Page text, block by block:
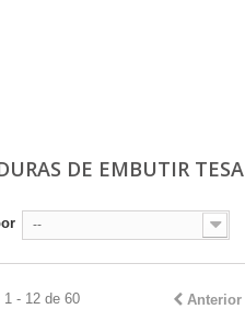
DE EMBUTIR TESA
--
Anterior
1 - 12 de 60